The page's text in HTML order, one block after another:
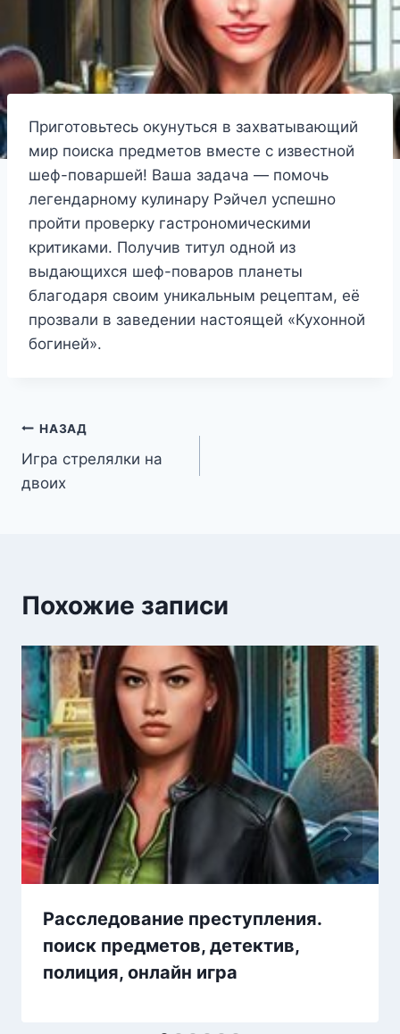
Приготовьтесь окунуться в захватывающий
мир поиска предметов вместе с известной
шеф-поваршей! Ваша задача — помочь
легендарному кулинару Рэйчел успешно
пройти проверку гастрономическими
критиками. Получив титул одной из
выдающихся шеф-поваров планеты
благодаря своим уникальным рецептам, её
прозвали в заведении настоящей «Кухонной
богиней».
Навигация
по
НАЗАД
Игра стрелялки на
двоих
Похожие записи
Расследование преступления.
поиск предметов, детектив,
полиция, онлайн игра